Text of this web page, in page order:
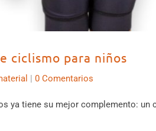
ciclismo para niños
| 0 Comentarios
ya tiene su mejor complemento: un